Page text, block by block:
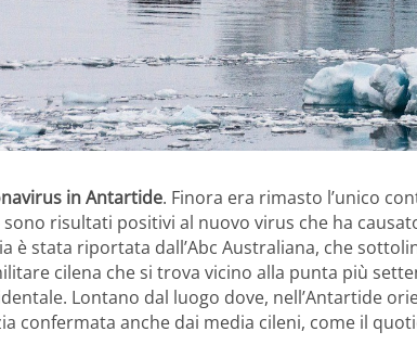
in Antartide. Finora era rimasto l’unico
risultati positivi al nuovo virus che ha
è stata riportata dall’Abc Australiana, che
cilena che si trova vicino alla punta più
Lontano dal luogo dove, nell’Antartide
confermata anche dai media cileni, come il